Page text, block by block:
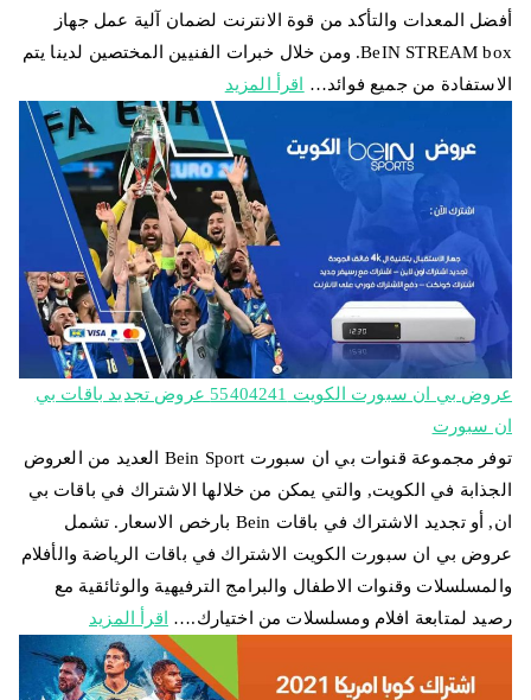
أفضل المعدات والتأكد من قوة الانترنت لضمان آلية عمل جهاز
BeIN STREAM box. ومن خلال خبرات الفنيين المختصين لدينا يتم
الاستفادة من جميع فوائد…
اقرأ المزيد
عروض بي ان سبورت الكويت 55404241 عروض تجديد باقات بي
ان سبورت
توفر مجموعة قنوات بي ان سبورت Bein Sport العديد من العروض
الجذابة في الكويت, والتي يمكن من خلالها الاشتراك في باقات بي
ان, أو تجديد الاشتراك في باقات Bein بارخص الاسعار. تشمل
عروض بي ان سبورت الكويت الاشتراك في باقات الرياضة والأفلام
والمسلسلات وقنوات الاطفال والبرامج الترفيهية والوثائقية مع
رصيد لمتابعة افلام ومسلسلات من اختيارك.…
اقرأ المزيد